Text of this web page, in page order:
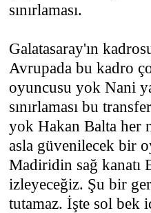
sınırlaması.
Galatasaray'ın
Avrupada bu kadro
oyuncusu yok Nani
sınırlaması bu
yok Hakan Balta her
asla güvenilecek bir
Madiridin sağ kanatı
izleyeceğiz. Şu bir
tutamaz. İşte sol bek